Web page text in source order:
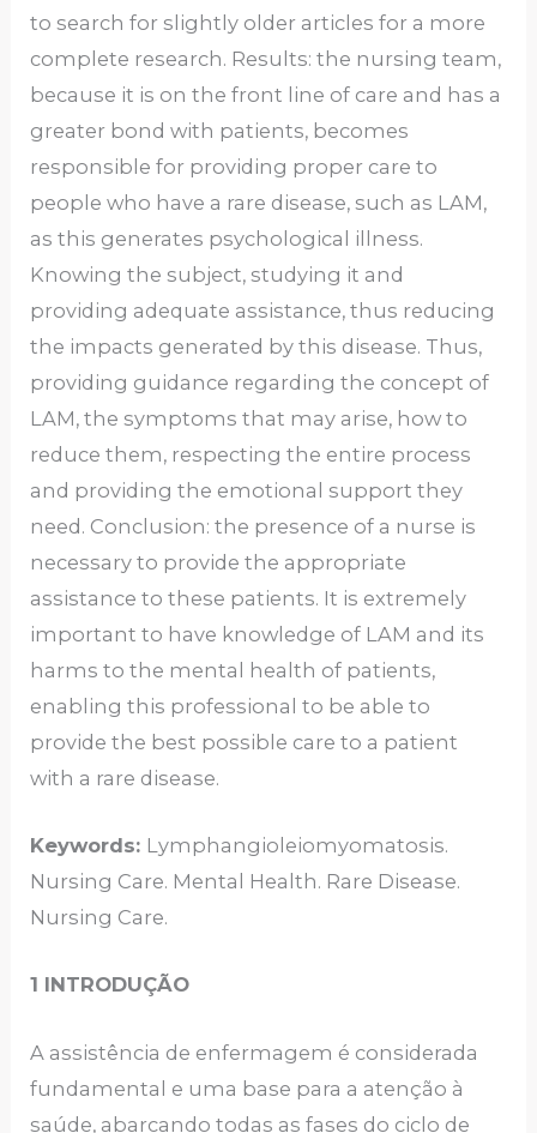
to search for slightly older articles for a more
complete research. Results: the nursing team,
because it is on the front line of care and has a
greater bond with patients, becomes
responsible for providing proper care to
people who have a rare disease, such as LAM,
as this generates psychological illness.
Knowing the subject, studying it and
providing adequate assistance, thus reducing
the impacts generated by this disease. Thus,
providing guidance regarding the concept of
LAM, the symptoms that may arise, how to
reduce them, respecting the entire process
and providing the emotional support they
need. Conclusion: the presence of a nurse is
necessary to provide the appropriate
assistance to these patients. It is extremely
important to have knowledge of LAM and its
harms to the mental health of patients,
enabling this professional to be able to
provide the best possible care to a patient
with a rare disease.
Keywords: Lymphangioleiomyomatosis.
Nursing Care. Mental Health. Rare Disease.
Nursing Care.
1 INTRODUÇÃO
A assistência de enfermagem é considerada
fundamental e uma base para a atenção à
saúde, abarcando todas as fases do ciclo de